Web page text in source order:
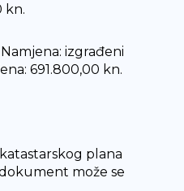
kn.
izgrađeni
691.800,00 kn.
plana
dokument može se